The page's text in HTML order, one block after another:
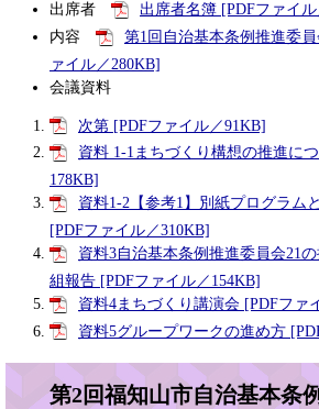
出席者
出席者名簿 [PDFファイル
内容
第1回自治基本条例推進委
ァイル／280KB]
会議資料
次第 [PDFファイル／91KB]
資料 1-1まちづくり構想の推進に
178KB]
資料1-2【参考1】別紙プログラム
[PDFファイル／310KB]
資料3自治基本条例推進委員会21
組報告 [PDFファイル／154KB]
資料4まちづくり講演会 [PDFファ
資料5グループワークの進め方
第2回福知山市自治基本条